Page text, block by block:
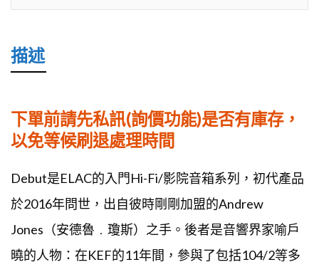
描述
下單前請先私訊(詢價功能)是否有庫存，
以免等候刷退處理時間
Debut是ELAC的入門Hi-Fi/影院音箱系列，初代產品
於2016年問世，出自彼時剛剛加盟的Andrew
Jones（安德魯﹒瓊斯）之手。後者是音響界家喻戶
曉的人物：在KEF的11年間，參與了包括104/2等多